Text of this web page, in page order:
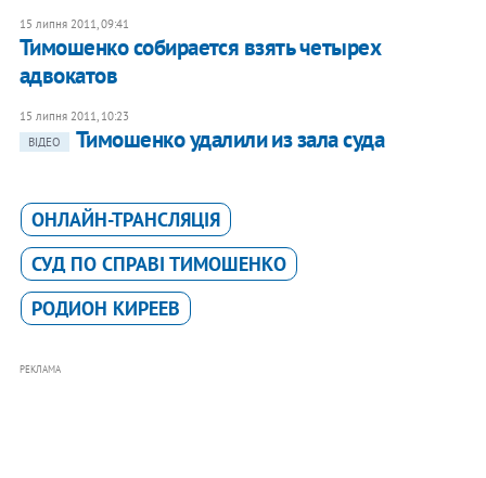
15 липня 2011, 09:41
Тимошенко собирается взять четырех
адвокатов
15 липня 2011, 10:23
ВІДЕО
Тимошенко удалили из зала суда
ОНЛАЙН-ТРАНСЛЯЦІЯ
СУД ПО СПРАВІ ТИМОШЕНКО
РОДИОН КИРЕЕВ
РЕКЛАМА